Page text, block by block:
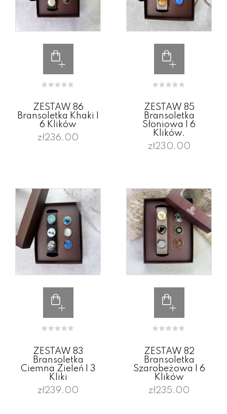
ZESTAW 86
Bransoletka Khaki I
6 Klików
zł236.00
ZESTAW 85
Bransoletka
Słoniowa I 6
Klików.
zł230.00
ZESTAW 83
Bransoletka
Ciemna Zieleń I 3
Kliki
zł239.00
ZESTAW 82
Bransoletka
Szarobeżowa I 6
Klików
zł235.00